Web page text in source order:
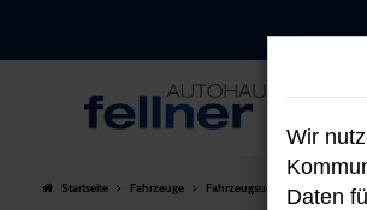
Hauptinhalt
Startseite Fahrzeuge Fahrzeugsuche
Wir
Daten